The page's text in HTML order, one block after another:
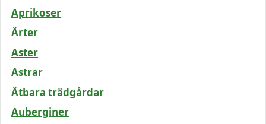
Aprikoser
Ärter
Aster
Astrar
Ätbara trädgårdar
Auberginer